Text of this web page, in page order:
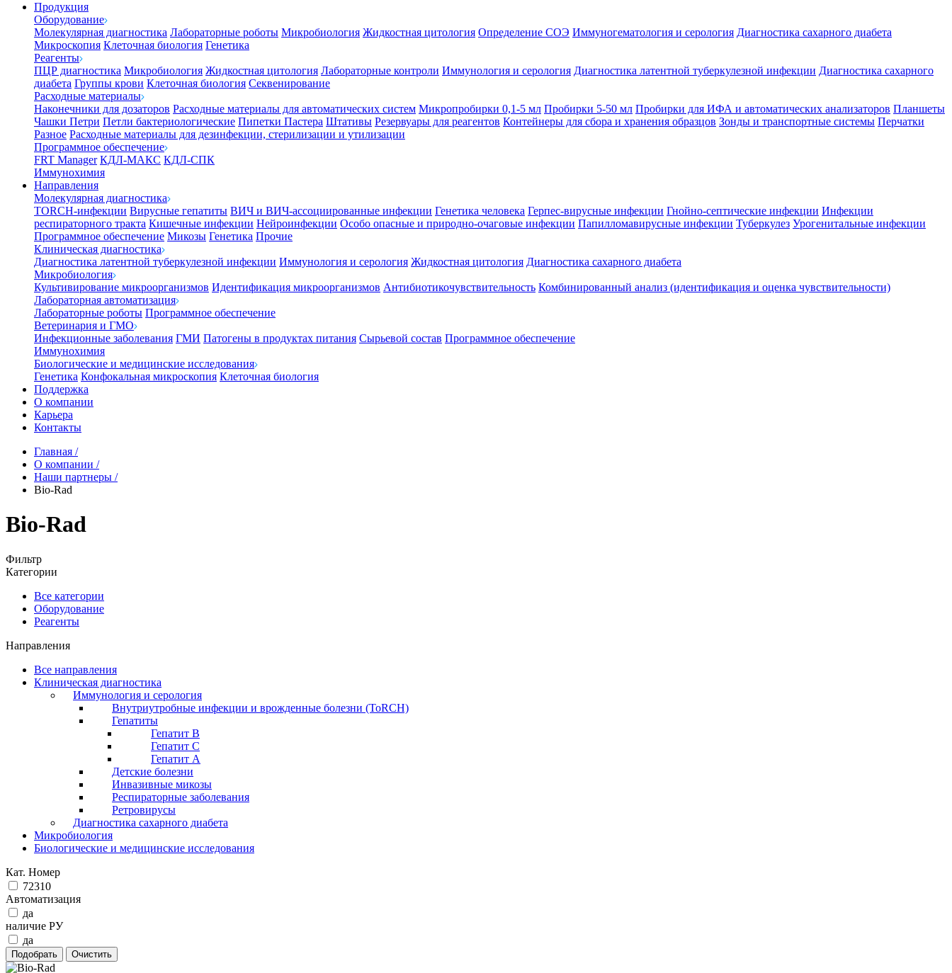
Продукция
Оборудование
Молекулярная диагностика Лабораторные роботы Микробиология Жидкостная цитология Определение СОЭ Иммуногематология и серология Диагностика сахарного диабета
Микроскопия Клеточная биология Генетика
Реагенты
ПЦР диагностика Микробиология Жидкостная цитология Лабораторные контроли Иммунология и серология Диагностика латентной туберкулезной инфекции Диагностика сахарного
диабета Группы крови Клеточная биология Секвенирование
Расходные материалы
Наконечники для дозаторов Расходные материалы для автоматических систем Микропробирки 0,1-5 мл Пробирки 5-50 мл Пробирки для ИФА и автоматических анализаторов Планшеты
Чашки Петри Петли бактериологические Пипетки Пастера Штативы Резервуары для реагентов Контейнеры для сбора и хранения образцов Зонды и транспортные системы Перчатки
Разное Расходные материалы для дезинфекции, стерилизации и утилизации
Программное обеспечение
FRT Manager КДЛ-МАКС КДЛ-СПК
Иммунохимия
Направления
Молекулярная диагностика
TORCH-инфекции Вирусные гепатиты ВИЧ и ВИЧ-ассоциированные инфекции Генетика человека Герпес-вирусные инфекции Гнойно-септические инфекции Инфекции
респираторного тракта Кишечные инфекции Нейроинфекции Особо опасные и природно-очаговые инфекции Папилломавирусные инфекции Туберкулез Урогенитальные инфекции
Программное обеспечение Микозы Генетика Прочие
Клиническая диагностика
Диагностика латентной туберкулезной инфекции Иммунология и серология Жидкостная цитология Диагностика сахарного диабета
Микробиология
Культивирование микроорганизмов Идентификация микроорганизмов Антибиотикочувствительность Комбинированный анализ (идентификация и оценка чувствительности)
Лабораторная автоматизация
Лабораторные роботы Программное обеспечение
Ветеринария и ГМО
Инфекционные заболевания ГМИ Патогены в продуктах питания Сырьевой состав Программное обеспечение
Иммунохимия
Биологические и медицинские исследования
Генетика Конфокальная микроскопия Клеточная биология
Поддержка
О компании
Карьера
Контакты
Главная /
О компании /
Наши партнеры /
Bio-Rad
Bio-Rad
Фильтр
Категории
Все категории
Оборудование
Реагенты
Направления
Все направления
Клиническая диагностика
Иммунология и серология
Внутриутробные инфекции и врожденные болезни (ToRCH)
Гепатиты
Гепатит B
Гепатит C
Гепатит А
Детские болезни
Инвазивные микозы
Респираторные заболевания
Ретровирусы
Диагностика сахарного диабета
Микробиология
Биологические и медицинские исследования
Кат. Номер
72310
Автоматизация
да
наличие РУ
да